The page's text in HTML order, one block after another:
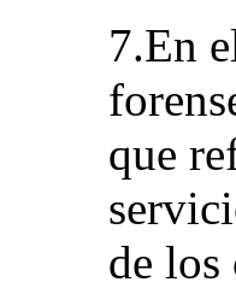
7.En
que
de los